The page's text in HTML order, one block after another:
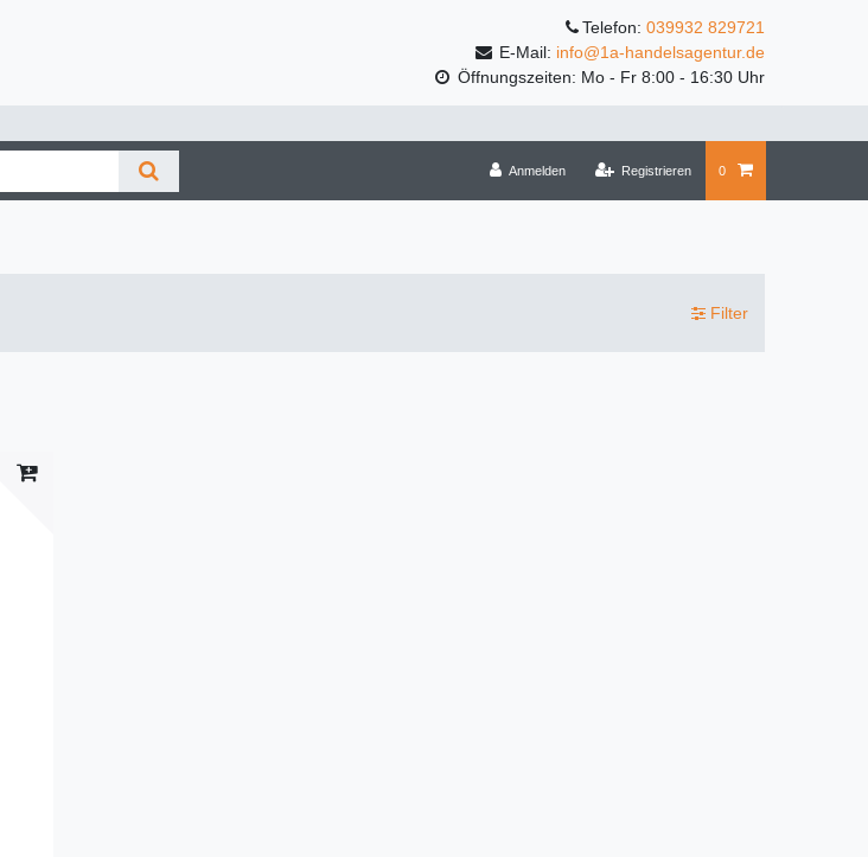
Telefon: 039932 829721
E-Mail: info@1a-handelsagentur.de
Öffnungszeiten: Mo - Fr 8:00 - 16:30 Uhr
Anmelden Registrieren 0
Filter